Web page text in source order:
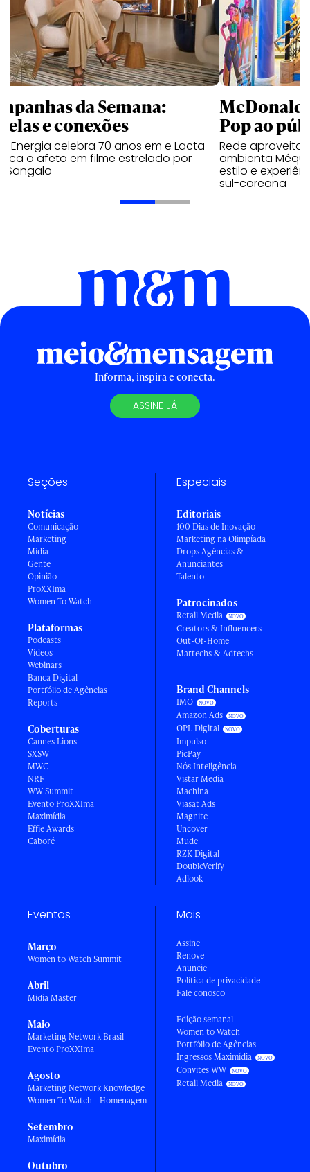
da Semana:
e conexões
Energia celebra 70 anos em e Lacta
o afeto em filme estrelado por
Sangalo
Pop ao
Rede aproveita
ambienta Méqui
estilo e
sul-coreana
Informa, inspira e conecta.
ASSINE JÁ
Seções
Notícias
Comunicação
Marketing
Mídia
Gente
Opinião
ProXXIma
Women To Watch
Plataformas
Podcasts
Vídeos
Webinars
Banca Digital
Portfólio de Agências
Reports
Coberturas
Cannes Lions
SXSW
MWC
NRF
WW Summit
Evento ProXXIma
Maximídia
Effie Awards
Caboré
Especiais
Editoriais
100 Dias de Inovação
Marketing na Olimpíada
Drops Agências &
Anunciantes
Talento
Patrocinados
Retail Media
Creators & Influencers
Out-Of-Home
Martechs & Adtechs
Brand Channels
IMO
Amazon Ads
OPL Digital
Impulso
PicPay
Nós Inteligência
Vistar Media
Machina
Viasat Ads
Magnite
Uncover
Mude
RZK Digital
DoubleVerify
Adlook
Eventos
Março
Women to Watch Summit
Abril
Mídia Master
Maio
Marketing Network Brasil
Evento ProXXIma
Agosto
Marketing Network Knowledge
Women To Watch - Homenagem
Setembro
Maximídia
Outubro
Mais
Assine
Renove
Anuncie
Política de privacidade
Fale conosco
Edição semanal
Women to Watch
Portfólio de Agências
Ingressos Maximídia
Convites WW
Retail Media